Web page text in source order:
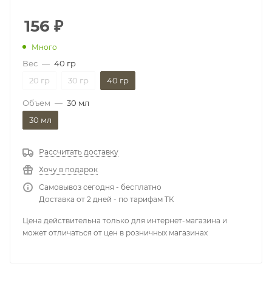
156 ₽
Много
Вес — 40 гр
20 гр
30 гр 40 гр
Объем — 30 мл
30 мл
Рассчитать доставку
Хочу в подарок
Самовывоз сегодня - бесплатно
Доставка от 2 дней - по тарифам ТК
Цена действительна только для интернет-магазина и
может отличаться от цен в розничных магазинах